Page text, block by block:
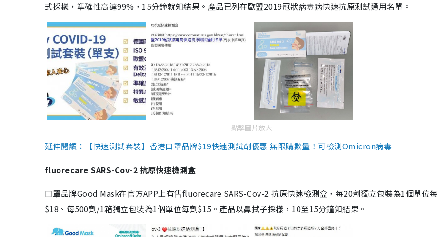
式採樣，準確性高達99%，15分鐘就知結果。產品已列在歐盟2019冠狀病毒病快速抗原測試通用名單。
點擊圖片放大
延伸閱讀：【快速測試套裝】香港口罩品牌$19快速測試劑優惠 無限購數量！可檢測Omicron病毒
fluorecare SARS-Cov-2 抗原快速檢測盒
口罩品牌Good Mask在官方APP上有售fluorecare SARS-Cov-2 抗原快速檢測盒，每20劑獨立包裝為1個單位
$18、每500劑/1箱獨立包裝為1個單位每劑$15。產品以鼻拭子採樣，10至15分鐘知結果。